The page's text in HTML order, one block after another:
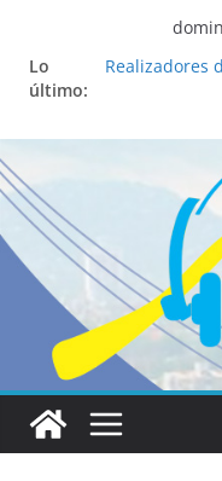
Lo
último:
Realizadores
La ciencia
fácilmente
Pop Up
dinamiza la
Salud mental
hablarlo en
Lo que
Story 5 y el